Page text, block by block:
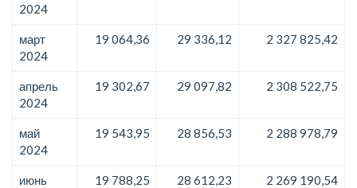
2024
март
2024
19 064,36 29 336,12 2 327 825,42
апрель
2024
19 302,67 29 097,82 2 308 522,75
май
2024
19 543,95 28 856,53 2 288 978,79
июнь
19 788,25 28 612,23 2 269 190,54